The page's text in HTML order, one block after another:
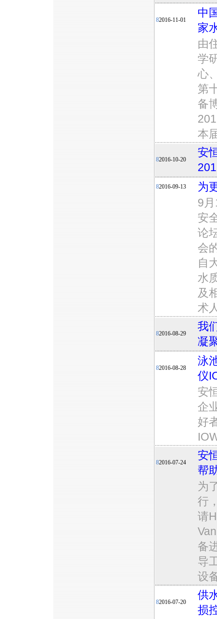
82016-11-01
中
家
由
学
心
第
备
本
82016-10-20
安
82016-09-13
为
9
安
论
会
自
水
及
术
82016-08-29
我
凝
82016-08-28
泳
仪
安
企
好
82016-07-24
安
帮
为
行
请
备
导
设
82016-07-20
供
损